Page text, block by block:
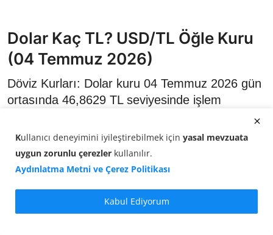
Dolar Kaç TL? USD/TL Öğle Kuru
(04 Temmuz 2026)
Döviz Kurları: Dolar kuru 04 Temmuz 2026 gün
ortasında 46,8629 TL seviyesinde işlem
yüzde 0,16 artış gösterdi.
Kullanıcı deneyimini iyileştirebilmek için yasal mevzuata
uygun zorunlu çerezler kullanılır.
Aydınlatma Metni ve Çerez Politikası
Kabul Ediyorum